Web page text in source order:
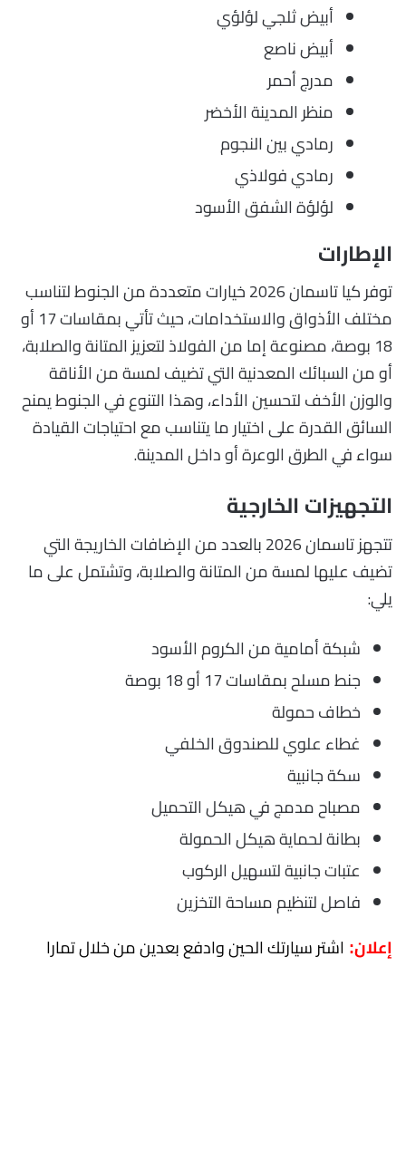
أبيض ثلجي لؤلؤي
أبيض ناصع
مدرج أحمر
منظر المدينة الأخضر
رمادي بين النجوم
رمادي فولاذي
لؤلؤة الشفق الأسود
الإطارات
توفر كيا تاسمان 2026 خيارات متعددة من الجنوط لتناسب
مختلف الأذواق والاستخدامات، حيث تأتي بمقاسات 17 أو
18 بوصة، مصنوعة إما من الفولاذ لتعزيز المتانة والصلابة،
أو من السبائك المعدنية التي تضيف لمسة من الأناقة
والوزن الأخف لتحسين الأداء، وهذا التنوع في الجنوط يمنح
السائق القدرة على اختيار ما يتناسب مع احتياجات القيادة
سواء في الطرق الوعرة أو داخل المدينة.
التجهيزات الخارجية
تتجهز تاسمان 2026 بالعدد من الإضافات الخاريجة التي
تضيف عليها لمسة من المتانة والصلابة، وتشتمل على ما
يلي:
شبكة أمامية من الكروم الأسود
جنط مسلح بمقاسات 17 أو 18 بوصة
خطاف حمولة
غطاء علوي للصندوق الخلفي
سكة جانبية
مصباح مدمج في هيكل التحميل
بطانة لحماية هيكل الحمولة
عتبات جانبية لتسهيل الركوب
فاصل لتنظيم مساحة التخزين
إعلان: اشتر سيارتك الحين وادفع بعدين من خلال تمارا